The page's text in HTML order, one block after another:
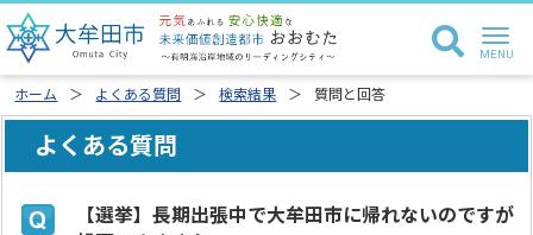
ホーム よくある質問 検索結果 質問と回答
よくある質問
【選挙】長期出張中で大牟田市に帰れないのですが